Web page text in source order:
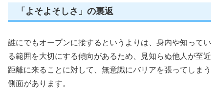
「よそよそしさ」の裏返
誰にでもオープンに接するというよりは、身内や知ってい
る範囲を大切にする傾向があるため、見知らぬ他人が至近
距離に来ることに対して、無意識にバリアを張ってしまう
側面があります。